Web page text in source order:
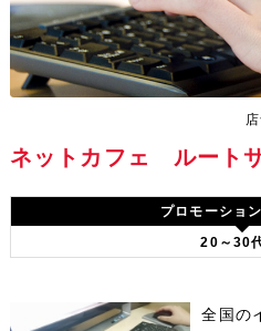
ネットカフェ ルート
プロモーショ
20～30
全国の